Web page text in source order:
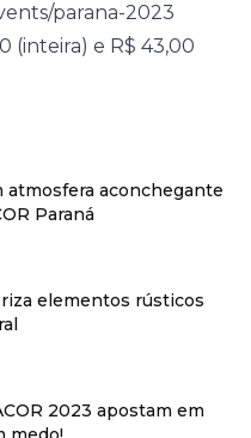
parana-2023
(inteira) e R$ 43,00
atmosfera aconchegante
Paraná
elementos rústicos
2023 apostam em